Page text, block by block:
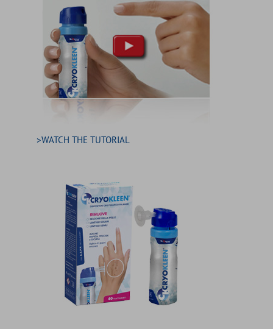
>WATCH THE TUTORIAL